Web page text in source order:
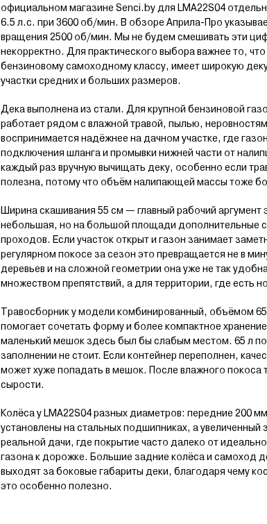
официальном магазине Senci.by для LMA22S04
6.5 л.с. при 3600 об/мин. В обзоре Априла-Про
вращения 2500 об/мин. Мы не будем смешивать эти
некорректно. Для практического выбора важнее то,
бензиновому самоходному классу, имеет широкую
участки средних и больших размеров.
Дека выполнена из стали. Для крупной бензиновой
работает рядом с влажной травой, пылью,
воспринимается надёжнее на дачном участке, где
подключения шланга и промывки нижней части от
каждый раз вручную вычищать деку, особенно если
полезна, потому что объём налипающей массы тоже
Ширина скашивания 55 см — главный рабочий
небольшая, но на большой площади дополнительные
проходов. Если участок открыт и газон занимает
регулярном покосе за сезон это превращается не в
деревьев и на сложной геометрии она уже не так
множеством препятствий, а для территории, где есть
Травосборник у модели комбинированный, объёмом
помогает сочетать форму и более компактное
маленький мешок здесь был бы слабым местом. 65 л
заполнении не стоит. Если контейнер переполнен,
может хуже попадать в мешок. После влажного покоса
сырости.
Колёса у LMA22S04 разных диаметров: передние 200
установлены на стальных подшипниках, а
реальной дачи, где покрытие часто далеко от
газона к дорожке. Большие задние колёса и самоход
выходят за боковые габариты деки, благодаря чему
это особенно полезно.